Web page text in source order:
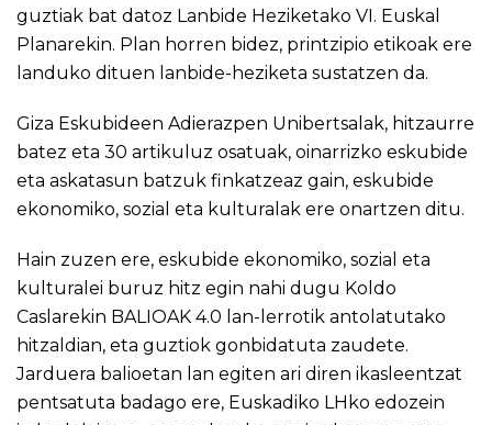
guztiak bat datoz Lanbide Heziketako VI. Euskal
Planarekin. Plan horren bidez, printzipio etikoak ere
landuko dituen lanbide-heziketa sustatzen da.
Giza Eskubideen Adierazpen Unibertsalak, hitzaurre
batez eta 30 artikuluz osatuak, oinarrizko eskubide
eta askatasun batzuk finkatzeaz gain, eskubide
ekonomiko, sozial eta kulturalak ere onartzen ditu.
Hain zuzen ere, eskubide ekonomiko, sozial eta
kulturalei buruz hitz egin nahi dugu Koldo
Caslarekin BALIOAK 4.0 lan-lerrotik antolatutako
hitzaldian, eta guztiok gonbidatuta zaudete.
Jarduera balioetan lan egiten ari diren ikasleentzat
pentsatuta badago ere, Euskadiko LHko edozein